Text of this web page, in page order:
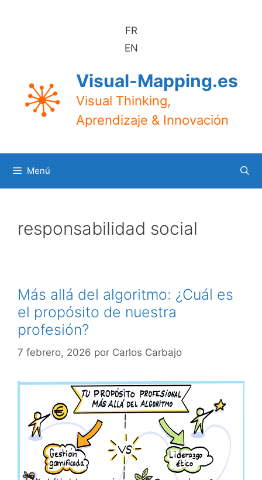
FR
EN
Visual-Mapping.es
Visual Thinking,
Aprendizaje & Innovación
Menú
responsabilidad social
Más allá del algoritmo: ¿Cuál es
el propósito de nuestra
profesión?
7 febrero, 2026 por Carlos Carbajo